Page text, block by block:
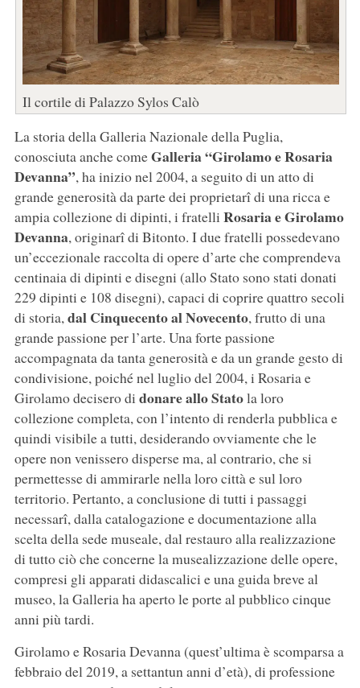
Il cortile di Palazzo Sylos Calò
La storia della Galleria Nazionale della Puglia,
conosciuta anche comeGalleria “Girolamo e Rosaria
Devanna”, ha inizio nel 2004, a seguito di un atto di
grande generosità da parte dei proprietarî di una ricca e
ampia collezione di dipinti, i fratelli Rosaria e Girolamo
Devanna, originarî di Bitonto. I due fratelli possedevano
un’eccezionale raccolta di opere d’arte che comprendeva
centinaia di dipinti e disegni (allo Stato sono stati donati
229 dipinti e 108 disegni), capaci di coprire quattro secoli
di storia,dal Cinquecento al Novecento, frutto di una
grande passione per l’arte. Una forte passione
accompagnata da tanta generosità e da un grande gesto di
condivisione, poiché nel luglio del 2004, i Rosaria e
Girolamo decisero di donare allo Statola loro
collezione completa, con l’intento di renderla pubblica e
quindi visibile a tutti, desiderando ovviamente che le
opere non venissero disperse ma, al contrario, che si
permettesse di ammirarle nella loro città e sul loro
territorio. Pertanto, a conclusione di tutti i passaggi
necessarî, dalla catalogazione e documentazione alla
scelta della sede museale, dal restauro alla realizzazione
di tutto ciò che concerne la musealizzazione delle opere,
compresi gli apparati didascalici e una guida breve al
museo, la Galleria ha aperto le porte al pubblico cinque
anni più tardi.
Girolamo e Rosaria Devanna (quest’ultima è scomparsa a
febbraio del 2019, a settantun anni d’età), di professione